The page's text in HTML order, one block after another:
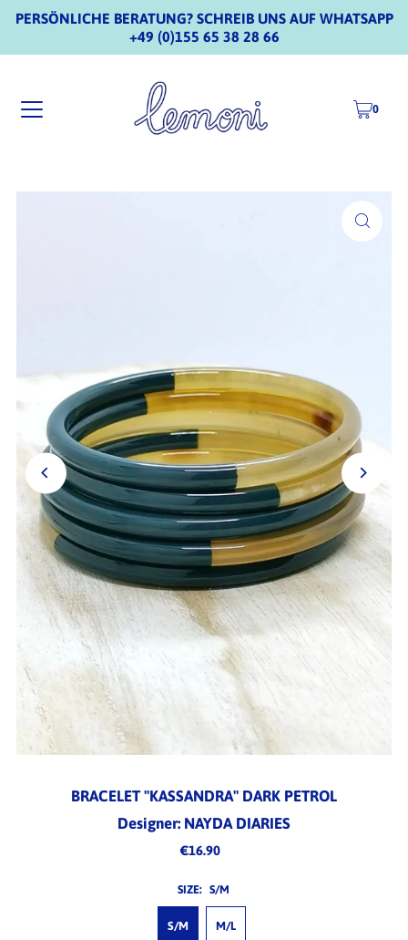
PERSÖNLICHE BERATUNG? SCHREIB UNS AUF WHATSAPP
+49 (0)155 65 38 28 66
0
BRACELET "KASSANDRA" DARK PETROL
Designer: NAYDA DIARIES
€16.90
SIZE: S/M
S/M M/L